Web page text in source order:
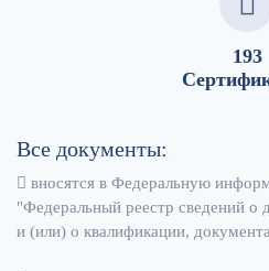
193
Все документы:
вносятся в Федеральную
"Федеральный реестр сведений о
и (или) о квалификации,